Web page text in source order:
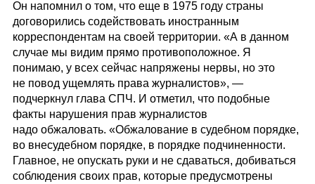
Он напомнил о том, что еще в 1975 году страны
договорились содействовать иностранным
корреспондентам на своей территории. «А в данном
случае мы видим прямо противоположное. Я
понимаю, у всех сейчас напряжены нервы, но это
не повод ущемлять права журналистов», —
подчеркнул глава СПЧ. И отметил, что подобные
факты нарушения прав журналистов
надо обжаловать. «Обжалование в судебном порядке,
во внесудебном порядке, в порядке подчиненности.
Главное, не опускать руки и не сдаваться, добиваться
соблюдения своих прав, которые предусмотрены